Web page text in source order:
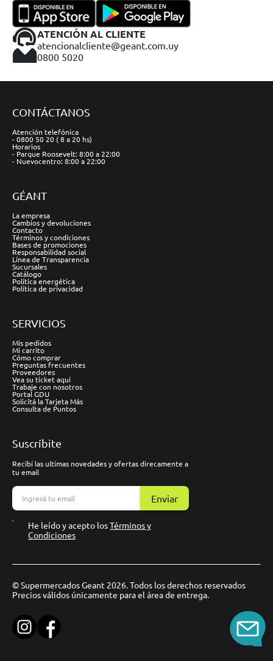
ATENCIÓN AL CLIENTE
atencionalcliente@geant.com.uy
0800 5020
CONTÁCTANOS
Atención telefónica
- 0800 50 20 ( 8 a 20 hs)
Horarios
- Parque Roosevelt: 8:00 a 22:00
- Nuevocentro: 8:00 a 22:00
GÉANT
La empresa
Cambios y devoluciones
Contacto
Términos y condiciones
Bases de promociones
Responsabilidad social
Línea de Transparencia
Sucursales
Catálogo
Política energética
Política de privacidad
SERVICIOS
Mis pedidos
Mi carrito
Cómo comprar
Preguntas frecuentes
Proveedores
Vea su ticket aquí
Trabaje con nosotros
Portal GDU
Solicitá la Tarjeta Más
Consulta de Puntos
Suscríbite
Recibí las ultimas novedades y ofertas direcamente a
tu email
Enviar
He leído y acepto losTérminos y
Condiciones
© Supermercados Geant 2026. Todos los derechos reservados
Precios válidos únicamente para el área de entrega.